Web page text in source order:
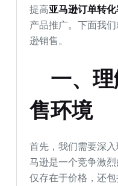
提高亚马逊订单转
产品推广。下面我
逊销售。
一、理
售环境
首先，我们需要深
马逊是一个竞争激
仅存在于价格，还